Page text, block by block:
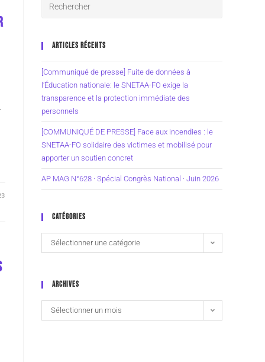
ARTICLES RÉCENTS
[Communiqué de presse] Fuite de données à
l’Éducation nationale: le SNETAA-FO exige la
transparence et la protection immédiate des
personnels
[COMMUNIQUÉ DE PRESSE] Face aux incendies : le
SNETAA-FO solidaire des victimes et mobilisé pour
apporter un soutien concret
AP MAG N°628 · Spécial Congrès National · Juin 2026
CATÉGORIES
Sélectionner une catégorie
ARCHIVES
Sélectionner un mois